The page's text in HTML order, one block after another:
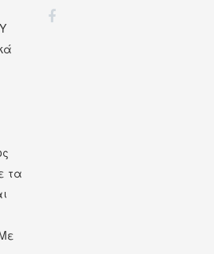
τα
Facebook Storismenos